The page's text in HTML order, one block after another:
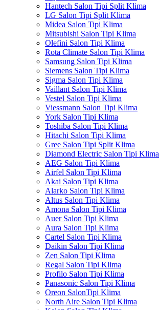
Hantech Salon Tipi Split Klima
LG Salon Tipi Split Klima
Midea Salon Tipi Klima
Mitsubishi Salon Tipi Klima
Olefini Salon Tipi Klima
Rota Climate Salon Tipi Klima
Samsung Salon Tipi Klima
Siemens Salon Tipi Klima
Sigma Salon Tipi Klima
Vaillant Salon Tipi Klima
Vestel Salon Tipi Klima
Viessmann Salon Tipi Klima
York Salon Tipi Klima
Toshiba Salon Tipi Klima
Hitachi Salon Tipi Klima
Gree Salon Tipi Split Klima
Diamond Electric Salon Tipi Klima
AEG Salon Tipi Klima
Airfel Salon Tipi Klima
Akai Salon Tipi Klima
Alarko Salon Tipi Klima
Altus Salon Tipi Klima
Amona Salon Tipi Klima
Auer Salon Tipi Klima
Aura Salon Tipi Klima
Cartel Salon Tipi Klima
Daikin Salon Tipi Klima
Zen Salon Tipi Klima
Regal Salon Tipi Klima
Profilo Salon Tipi Klima
Panasonic Salon Tipi Klima
Oreon SalonTipi Klima
North Aire Salon Tipi Klima